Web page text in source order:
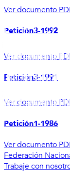
Ver documento
Petición3-1992
Ver documento
Petición3-1991
Ver documento
Petición1-1986
Ver documento
Federación
Trabaje con